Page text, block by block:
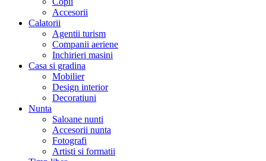
Accesorii
Calatorii
Agentii turism
Companii aeriene
Inchirieri masini
Casa si gradina
Mobilier
Design interior
Decoratiuni
Nunta
Saloane nunti
Accesorii nunta
Fotografi
Artisti si formatii